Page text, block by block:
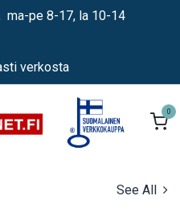
ma-pe 8-17, la 10-14
verkosta
0
See All